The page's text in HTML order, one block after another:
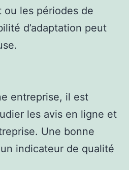
les périodes de
d’adaptation peut
entreprise, il est
les avis en ligne et
Une bonne
indicateur de qualité